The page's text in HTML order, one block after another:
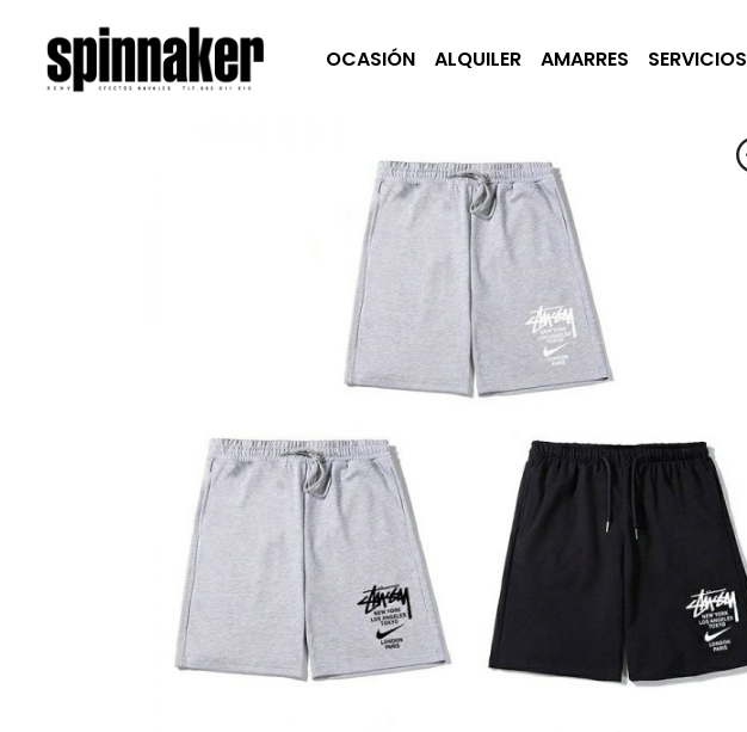
OCASIÓN ALQUILER AMARRES SERVICIOS